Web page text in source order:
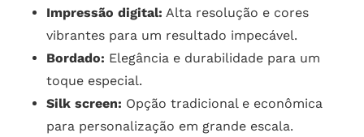
Impressão digital: Alta resolução e cores
vibrantes para um resultado impecável.
Bordado: Elegância e durabilidade para um
toque especial.
Silk screen: Opção tradicional e econômica
para personalização em grande escala.